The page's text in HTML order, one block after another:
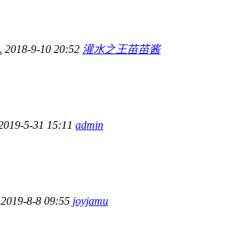
2018-9-10 20:52 灌水之王苗苗酱
5-31 15:11 admin
2019-8-8 09:55 joyjamu